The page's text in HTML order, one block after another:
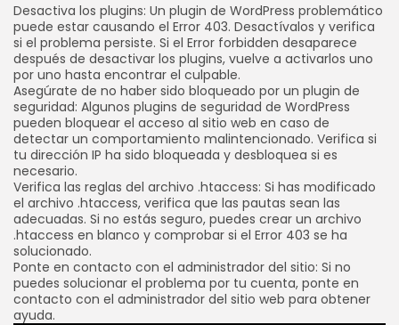
Desactiva los plugins: Un plugin de WordPress problemático
puede estar causando el Error 403. Desactívalos y verifica
si el problema persiste. Si el Error forbidden desaparece
después de desactivar los plugins, vuelve a activarlos uno
por uno hasta encontrar el culpable.
Asegúrate de no haber sido bloqueado por un plugin de
seguridad: Algunos plugins de seguridad de WordPress
pueden bloquear el acceso al sitio web en caso de
detectar un comportamiento malintencionado. Verifica si
tu dirección IP ha sido bloqueada y desbloquea si es
necesario.
Verifica las reglas del archivo .htaccess: Si has modificado
el archivo .htaccess, verifica que las pautas sean las
adecuadas. Si no estás seguro, puedes crear un archivo
.htaccess en blanco y comprobar si el Error 403 se ha
solucionado.
Ponte en contacto con el administrador del sitio: Si no
puedes solucionar el problema por tu cuenta, ponte en
contacto con el administrador del sitio web para obtener
ayuda.